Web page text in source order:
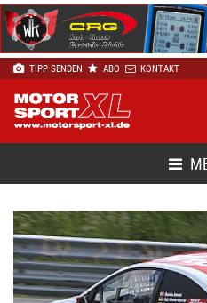
TIPP SENDEN ABO KONTAKT